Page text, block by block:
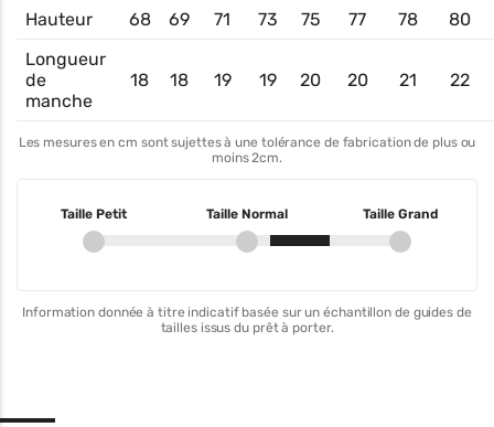
Hauteur 68 69 71 73 75 77 78
80
Longueur
de
manche
18 18 19 19 20 20 21 22
Les mesures en cm sont sujettes à une tolérance de fabrication de plus ou
moins 2cm.
Taille Petit Taille Normal Taille Grand
Information donnée à titre indicatif basée sur un échantillon de guides de
tailles issus du prêt à porter.